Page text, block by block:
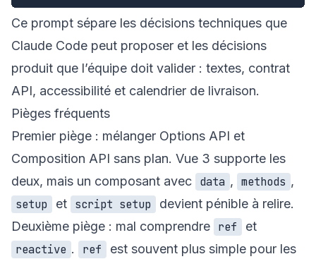
Ce prompt sépare les décisions techniques que
Claude Code peut proposer et les décisions
produit que l’équipe doit valider : textes, contrat
API, accessibilité et calendrier de livraison.
Pièges fréquents
Premier piège : mélanger Options API et
Composition API sans plan. Vue 3 supporte les
deux, mais un composant avec data , methods ,
setup
et script setup
devient pénible à relire.
Deuxième piège : mal comprendre ref
et
reactive . ref
est souvent plus simple pour les